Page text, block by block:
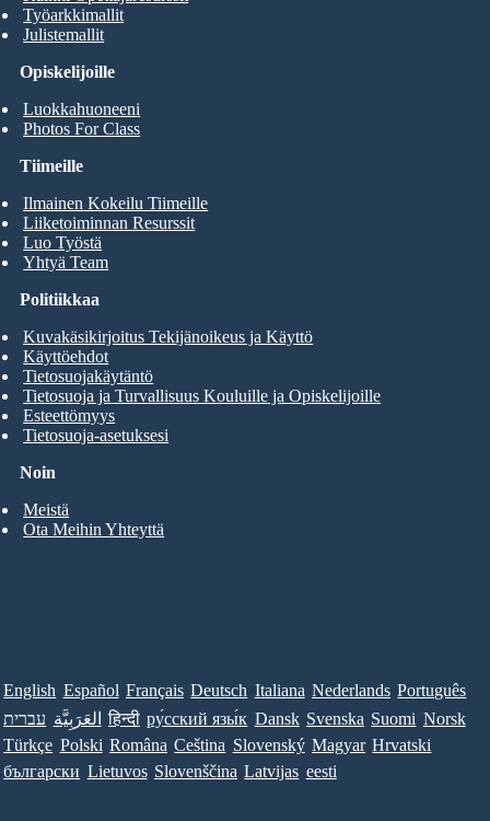
Opiskelijoille
Luokkahuoneeni
Photos For Class
Työarkkimallit
Julistemallit
Tiimeille
Ilmainen Kokeilu Tiimeille
Liiketoiminnan Resurssit
Luo Työstä
Yhtyä Team
Noin
Meistä
Ota Meihin Yhteyttä
Politiikkaa
Kuvakäsikirjoitus Tekijänoikeus ja Käyttö
Käyttöehdot
Tietosuojakäytäntö
Tietosuoja ja Turvallisuus Kouluille ja Opiskelijoille
Esteettömyys
Tietosuoja-asetuksesi
English Español Français Deutsch Italiana Nederlands Português
עברית العَرَبِيَّة हिन्दी ру́сский язы́к Dansk Svenska Suomi Norsk
Türkçe Polski Româna Ceština Slovenský Magyar Hrvatski
български Lietuvos Slovenščina Latvijas eesti